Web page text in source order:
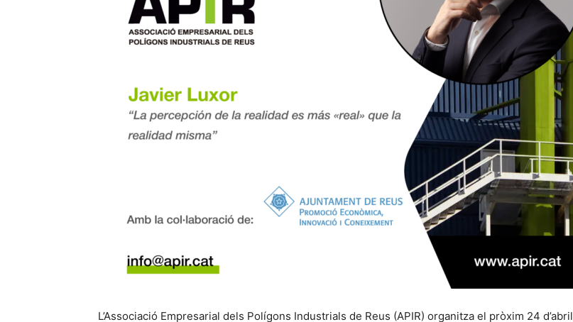
L’Associació Empresarial dels Polígons Industrials de Reus (APIR) organitza el pròxim 24 d’abril